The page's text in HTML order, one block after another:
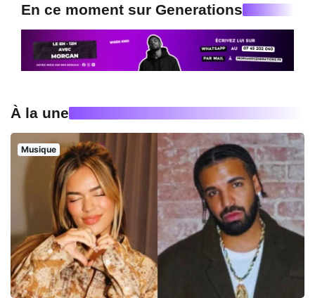
En ce moment sur Generations
À la une
Musique